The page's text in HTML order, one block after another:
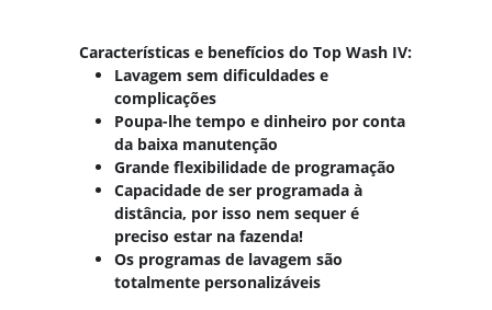
Características e benefícios do Top Wash IV:
Lavagem sem dificuldades e
complicações
Poupa-lhe tempo e dinheiro por conta
da baixa manutenção
Grande flexibilidade de programação
Capacidade de ser programada à
distância, por isso nem sequer é
preciso estar na fazenda!
Os programas de lavagem são
totalmente personalizáveis